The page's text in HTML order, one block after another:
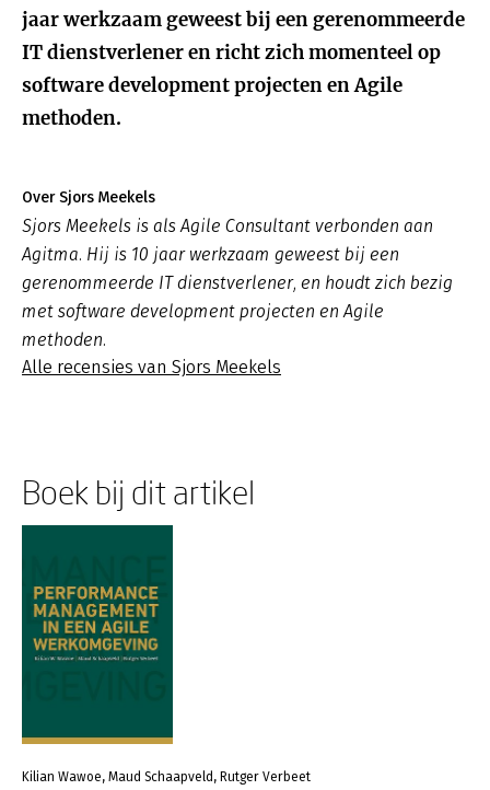
jaar werkzaam geweest bij een gerenommeerde
IT dienstverlener en richt zich momenteel op
software development projecten en Agile
methoden.
Over Sjors Meekels
Sjors Meekels is als Agile Consultant verbonden aan
Agitma. Hij is 10 jaar werkzaam geweest bij een
gerenommeerde IT dienstverlener, en houdt zich bezig
met software development projecten en Agile
methoden.
Alle recensies van Sjors Meekels
Boek bij dit artikel
Kilian Wawoe, Maud Schaapveld, Rutger Verbeet